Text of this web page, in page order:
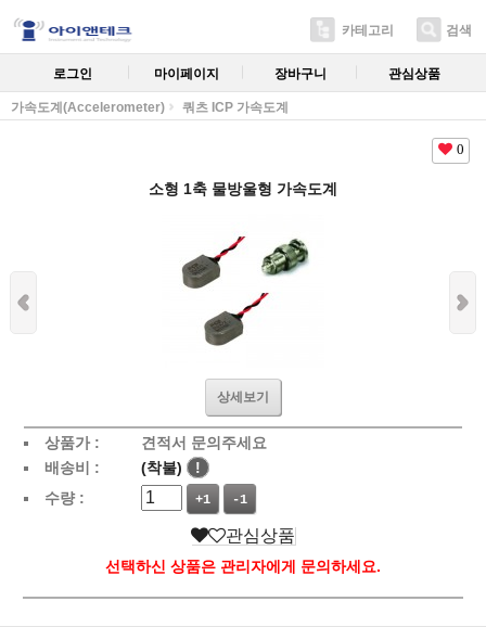
카테고리 검색
로그인 마이페이지 장바구니 관심상품
가속도계(Accelerometer) 쿼츠 ICP 가속도계
0
소형 1축 물방울형 가속도계
상세보기
상품가 :
견적서 문의주세요
배송비 :
(착불)
!
수량 :
+1 -1
관심상품
선택하신 상품은 관리자에게 문의하세요.